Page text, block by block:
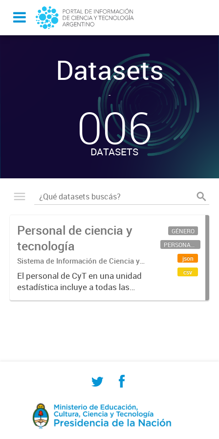
Datasets
-
006
DATASETS
Personal de ciencia y
tecnología
Sistema de Información de Ciencia y
Tecnología Argentino (SICYTAR)
El personal de CyT en una unidad
estadística incluye a todas las
personas involucradas
GÉNERO
PERSONAL CIENTÍFICO-TECNOLÓGICO
json
csv